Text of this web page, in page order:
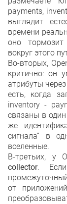
payments,
выглядит
времени
оно тормозит
вокруг этого
Во-вторых,
критично: он
атрибуты
есть, когда
inventory -
связаны в
же
сигнала” в
вселенные.
В-третьих, у
collector.
от